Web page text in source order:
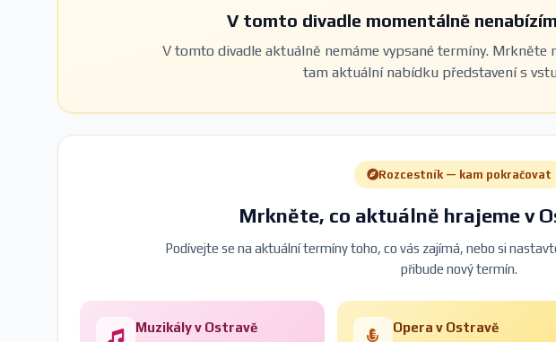
V tomto divadle momentálně
V tomto divadle aktuálně nemáme vypsané termíny. Mrkněte
tam aktuální nabídku představení s
Rozcestník — kam pokračovat
Mrkněte, co aktuálně hrajeme v
Podívejte se na aktuální termíny toho, co vás zajímá, nebo si
přibude nový termín.
Muzikály v Ostravě Opera v Ostravě